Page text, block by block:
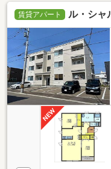
賃貸アパート ル・シャ